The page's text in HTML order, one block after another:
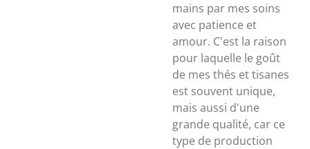
mains par mes soins
avec patience et
amour. C'est la raison
pour laquelle le goût
de mes thés et tisanes
est souvent unique,
mais aussi d'une
grande qualité, car ce
type de production